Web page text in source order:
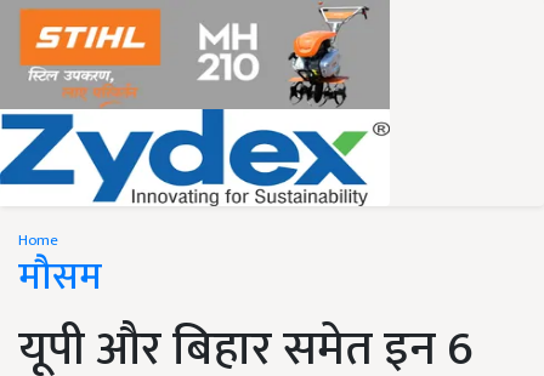
Home
मौसम
यूपी और बिहार समेत इन 6